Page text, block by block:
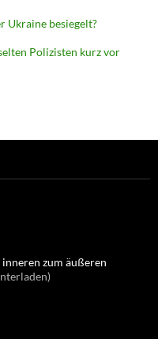
Ukraine besiegelt?
Polizisten kurz vor
zum äußeren